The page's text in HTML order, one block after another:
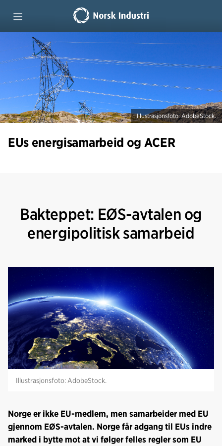
Illustrasjonsfoto: AdobeStock.
EUs energisamarbeid og ACER
Forside
Spørsmål og svar
ACER på 1-2-3
Rapport: ACER i perspektiv
Bakteppet: EØS-avtalen og
energipolitisk samarbeid
Illustrasjonsfoto: AdobeStock.
Norge er ikke EU-medlem, men samarbeider med EU
gjennom EØS-avtalen. Norge får adgang til EUs indre
marked i bytte mot at vi følger felles regler som EU